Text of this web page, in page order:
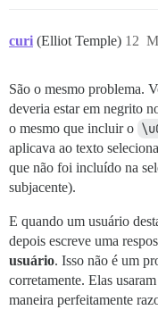
curi (Elliot Temple) 12
São o mesmo problema.
deveria estar em negrito
o mesmo que incluir o
aplicava ao texto
que não foi incluído na
subjacente).
E quando um usuário
depois escreve uma
usuário. Isso não é um
corretamente. Elas
maneira perfeitamente